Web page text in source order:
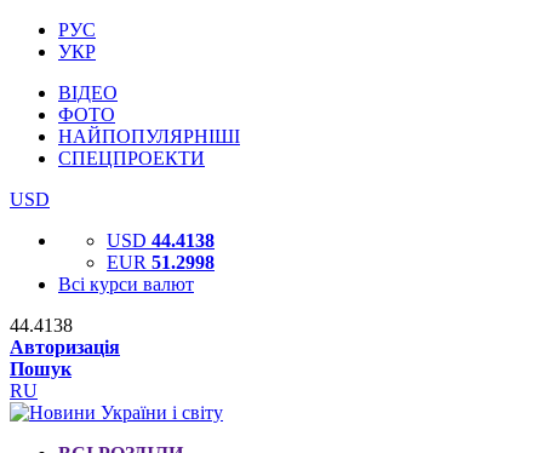
РУС
УКР
ВІДЕО
ФОТО
НАЙПОПУЛЯРНІШІ
СПЕЦПРОЕКТИ
USD
USD 44.4138
EUR 51.2998
Всі курси валют
44.4138
Авторизація
Пошук
RU